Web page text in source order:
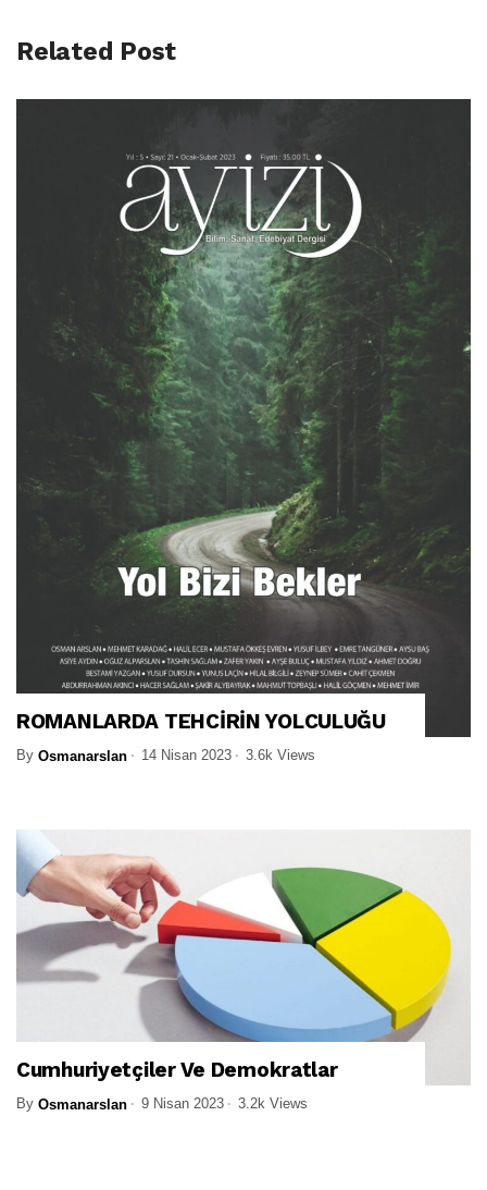
Related Post
ROMANLARDA TEHCİRİN YOLCULUĞU
By Osmanarslan 14 Nisan 2023 3.6k Views
Cumhuriyetçiler Ve Demokratlar
By Osmanarslan 9 Nisan 2023 3.2k Views